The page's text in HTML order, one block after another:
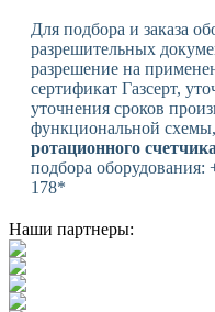
Для подбора и заказа
разрешительных
разрешение на
сертификат Газсерт,
уточнения сроков
функциональной
ротационного
подбора оборудования:
178*
Наши партнеры: